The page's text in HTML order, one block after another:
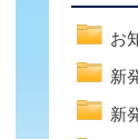
お
新
新